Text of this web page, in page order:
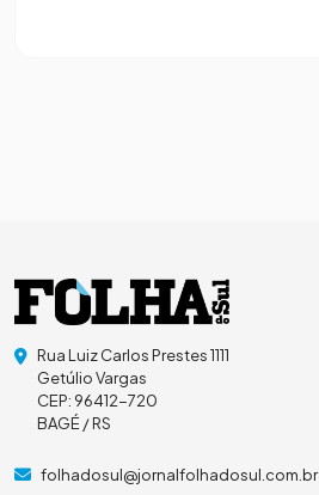
Rua Luiz Carlos Prestes 1111
Getúlio Vargas
CEP: 96412-720
BAGÉ / RS
folhadosul@jornalfolhadosul.com.br